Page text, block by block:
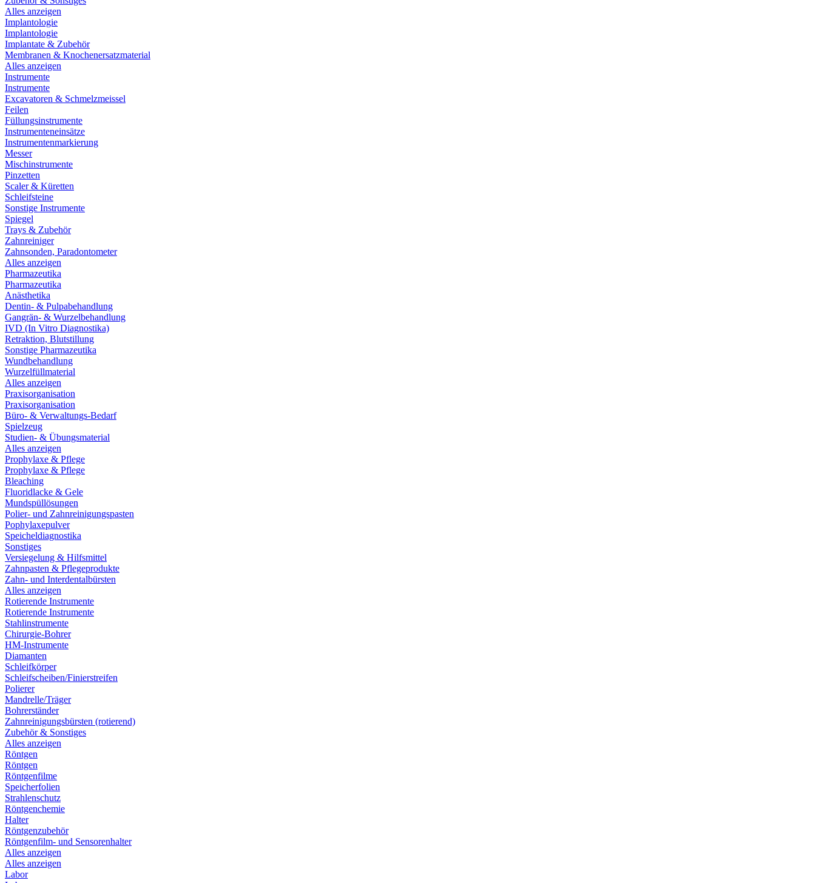
Alles anzeigen
Implantologie
Implantologie
Implantate & Zubehör
Membranen & Knochenersatzmaterial
Alles anzeigen
Instrumente
Instrumente
Excavatoren & Schmelzmeissel
Feilen
Füllungsinstrumente
Instrumenteneinsätze
Instrumentenmarkierung
Messer
Mischinstrumente
Pinzetten
Scaler & Küretten
Schleifsteine
Sonstige Instrumente
Spiegel
Trays & Zubehör
Zahnreiniger
Zahnsonden, Paradontometer
Alles anzeigen
Pharmazeutika
Pharmazeutika
Anästhetika
Dentin- & Pulpabehandlung
Gangrän- & Wurzelbehandlung
IVD (In Vitro Diagnostika)
Retraktion, Blutstillung
Sonstige Pharmazeutika
Wundbehandlung
Wurzelfüllmaterial
Alles anzeigen
Praxisorganisation
Praxisorganisation
Büro- & Verwaltungs-Bedarf
Spielzeug
Studien- & Übungsmaterial
Alles anzeigen
Prophylaxe & Pflege
Prophylaxe & Pflege
Bleaching
Fluoridlacke & Gele
Mundspüllösungen
Polier- und Zahnreinigungspasten
Pophylaxepulver
Speicheldiagnostika
Sonstiges
Versiegelung & Hilfsmittel
Zahnpasten & Pflegeprodukte
Zahn- und Interdentalbürsten
Alles anzeigen
Rotierende Instrumente
Rotierende Instrumente
Stahlinstrumente
Chirurgie-Bohrer
HM-Instrumente
Diamanten
Schleifkörper
Schleifscheiben/Finierstreifen
Polierer
Mandrelle/Träger
Bohrerständer
Zahnreinigungsbürsten (rotierend)
Zubehör & Sonstiges
Alles anzeigen
Röntgen
Röntgen
Röntgenfilme
Speicherfolien
Strahlenschutz
Röntgenchemie
Halter
Röntgenzubehör
Röntgenfilm- und Sensorenhalter
Alles anzeigen
Alles anzeigen
Labor